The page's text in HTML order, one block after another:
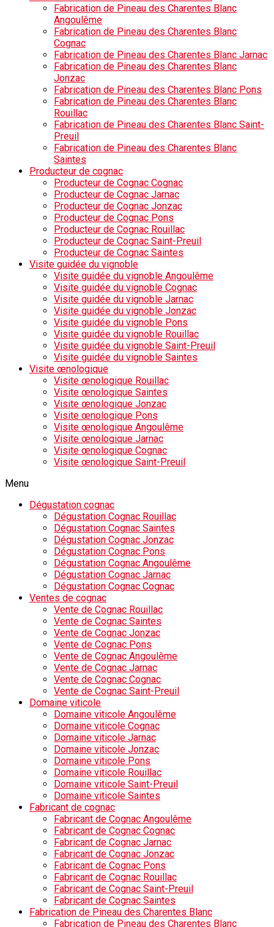
Fabrication de Pineau des Charentes Blanc
Angoulême
Fabrication de Pineau des Charentes Blanc
Cognac
Fabrication de Pineau des Charentes Blanc Jarnac
Fabrication de Pineau des Charentes Blanc
Jonzac
Fabrication de Pineau des Charentes Blanc Pons
Fabrication de Pineau des Charentes Blanc
Rouillac
Fabrication de Pineau des Charentes Blanc Saint-
Preuil
Fabrication de Pineau des Charentes Blanc
Saintes
Producteur de cognac
Producteur de Cognac Cognac
Producteur de Cognac Jarnac
Producteur de Cognac Jonzac
Producteur de Cognac Pons
Producteur de Cognac Rouillac
Producteur de Cognac Saint-Preuil
Producteur de Cognac Saintes
Visite guidée du vignoble
Visite guidée du vignoble Angoulême
Visite guidée du vignoble Cognac
Visite guidée du vignoble Jarnac
Visite guidée du vignoble Jonzac
Visite guidée du vignoble Pons
Visite guidée du vignoble Rouillac
Visite guidée du vignoble Saint-Preuil
Visite guidée du vignoble Saintes
Visite œnologique
Visite œnologique Rouillac
Visite œnologique Saintes
Visite œnologique Jonzac
Visite œnologique Pons
Visite œnologique Angoulême
Visite œnologique Jarnac
Visite œnologique Cognac
Visite œnologique Saint-Preuil
Menu
Dégustation cognac
Dégustation Cognac Rouillac
Dégustation Cognac Saintes
Dégustation Cognac Jonzac
Dégustation Cognac Pons
Dégustation Cognac Angoulême
Dégustation Cognac Jarnac
Dégustation Cognac Cognac
Ventes de cognac
Vente de Cognac Rouillac
Vente de Cognac Saintes
Vente de Cognac Jonzac
Vente de Cognac Pons
Vente de Cognac Angoulême
Vente de Cognac Jarnac
Vente de Cognac Cognac
Vente de Cognac Saint-Preuil
Domaine viticole
Domaine viticole Angoulême
Domaine viticole Cognac
Domaine viticole Jarnac
Domaine viticole Jonzac
Domaine viticole Pons
Domaine viticole Rouillac
Domaine viticole Saint-Preuil
Domaine viticole Saintes
Fabricant de cognac
Fabricant de Cognac Angoulême
Fabricant de Cognac Cognac
Fabricant de Cognac Jarnac
Fabricant de Cognac Jonzac
Fabricant de Cognac Pons
Fabricant de Cognac Rouillac
Fabricant de Cognac Saint-Preuil
Fabricant de Cognac Saintes
Fabrication de Pineau des Charentes Blanc
Fabrication de Pineau des Charentes Blanc